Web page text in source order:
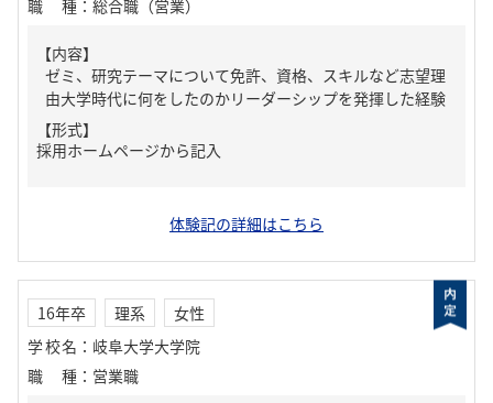
職種 ： 総合職（営業）
【内容】
ゼミ、研究テーマについて免許、資格、スキルなど志望理
由大学時代に何をしたのかリーダーシップを発揮した経験
【形式】
採用ホームページから記入
体験記の詳細はこちら
16年卒 理系
女性
学校名 ： 岐阜大学大学院
職種 ： 営業職